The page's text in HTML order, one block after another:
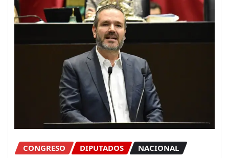
CONGRESO DIPUTADOS NACIONAL